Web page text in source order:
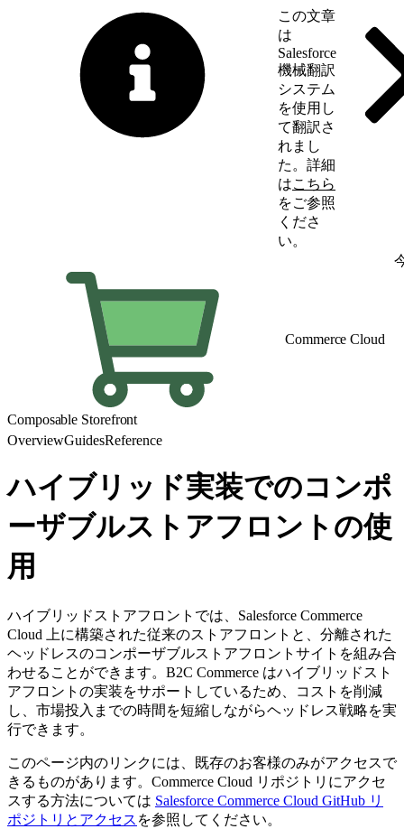
この文章
は
Salesforce
機械翻訳
システム
を使用し
て翻訳さ
れまし
た。詳細
はこちら
をご参照
くださ
い。
Commerce Cloud
Composable Storefront
OverviewGuidesReference
ハイブリッド実装でのコンポ
ーザブルストアフロントの使
用
ハイブリッドストアフロントでは、Salesforce Commerce
Cloud 上に構築された従来のストアフロントと、分離された
ヘッドレスのコンポーザブルストアフロントサイトを組み合
わせることができます。B2C Commerce はハイブリッドスト
アフロントの実装をサポートしているため、コストを削減
し、市場投入までの時間を短縮しながらヘッドレス戦略を実
行できます。
このページ内のリンクには、既存のお客様のみがアクセスで
きるものがあります。Commerce Cloud リポジトリにアクセ
スする方法については Salesforce Commerce Cloud GitHub リ
ポジトリとアクセス を参照してください。